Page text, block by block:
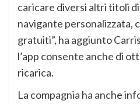
caricare diversi altri titoli
navigante personalizzata,
gratuiti”, ha aggiunto
l’app consente anche di
ricarica.
La compagnia ha anche